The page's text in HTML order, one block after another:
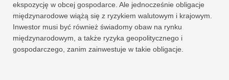
ekspozycję w obcej gospodarce. Ale jednocześnie obligacje
międzynarodowe wiążą się z ryzykiem walutowym i krajowym.
Inwestor musi być również świadomy obaw na rynku
międzynarodowym, a także ryzyka geopolitycznego i
gospodarczego, zanim zainwestuje w takie obligacje.